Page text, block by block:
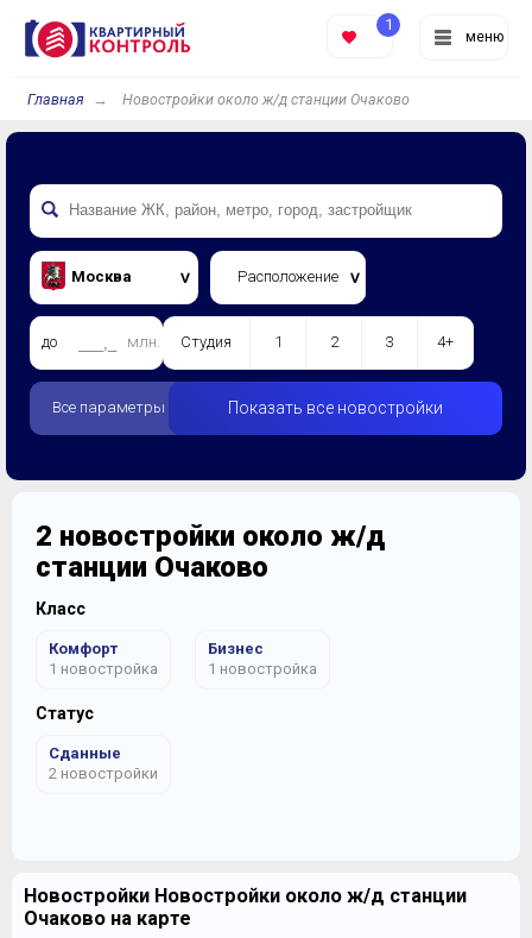
меню
1
Главная Новостройки около ж/д станции Очаково
Москва Расположение
до млн. Студия 1 2 3 4+
Все параметры Показать все новостройки
2 новостройки около ж/д
станции Очаково
Класс
Комфорт
1 новостройка
Бизнес
1 новостройка
Статус
Сданные
2 новостройки
Новостройки Новостройки около ж/д станции
Очаково на карте